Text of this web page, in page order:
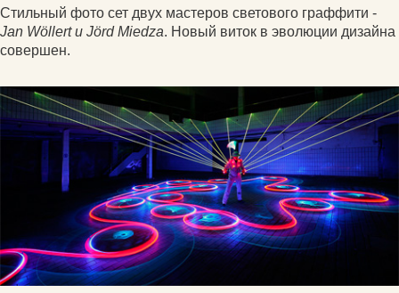
Стильный фото сет двух мастеров светового граффити -
Jan Wöllert и Jörd Miedza. Новый виток в эволюции дизайна
совершен.